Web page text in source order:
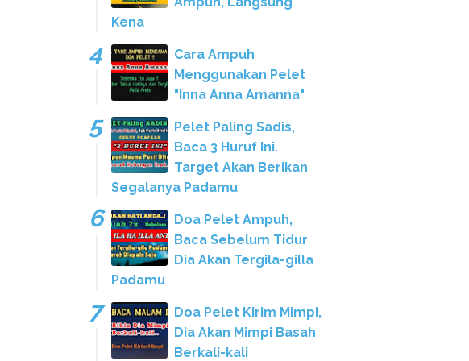
Kena
Cara Ampuh
Menggunakan Pelet
"Inna Anna Amanna"
Pelet Paling Sadis,
Baca 3 Huruf Ini.
Target Akan Berikan
Segalanya Padamu
Doa Pelet Ampuh,
Baca Sebelum Tidur
Dia Akan Tergila-gilla
Padamu
Doa Pelet Kirim Mimpi,
Dia Akan Mimpi Basah
Berkali-kali